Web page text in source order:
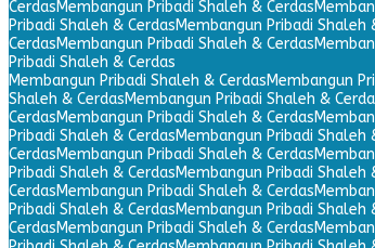
CerdasMembangun Pribadi Shaleh & Cerdas
Pribadi Shaleh & CerdasMembangun Pribadi Shaleh
CerdasMembangun Pribadi Shaleh & Cerdas
Pribadi Shaleh & Cerdas
Membangun Pribadi Shaleh & CerdasMembangun
Shaleh & CerdasMembangun Pribadi Shaleh &
CerdasMembangun Pribadi Shaleh & Cerdas
Pribadi Shaleh & CerdasMembangun Pribadi Shaleh
CerdasMembangun Pribadi Shaleh & Cerdas
Pribadi Shaleh & CerdasMembangun Pribadi Shaleh
CerdasMembangun Pribadi Shaleh & Cerdas
Pribadi Shaleh & CerdasMembangun Pribadi Shaleh
CerdasMembangun Pribadi Shaleh & Cerdas